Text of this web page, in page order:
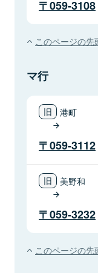
059-3108
このページの先
マ行
港町
059-3112
美野和
059-3232
このページの先